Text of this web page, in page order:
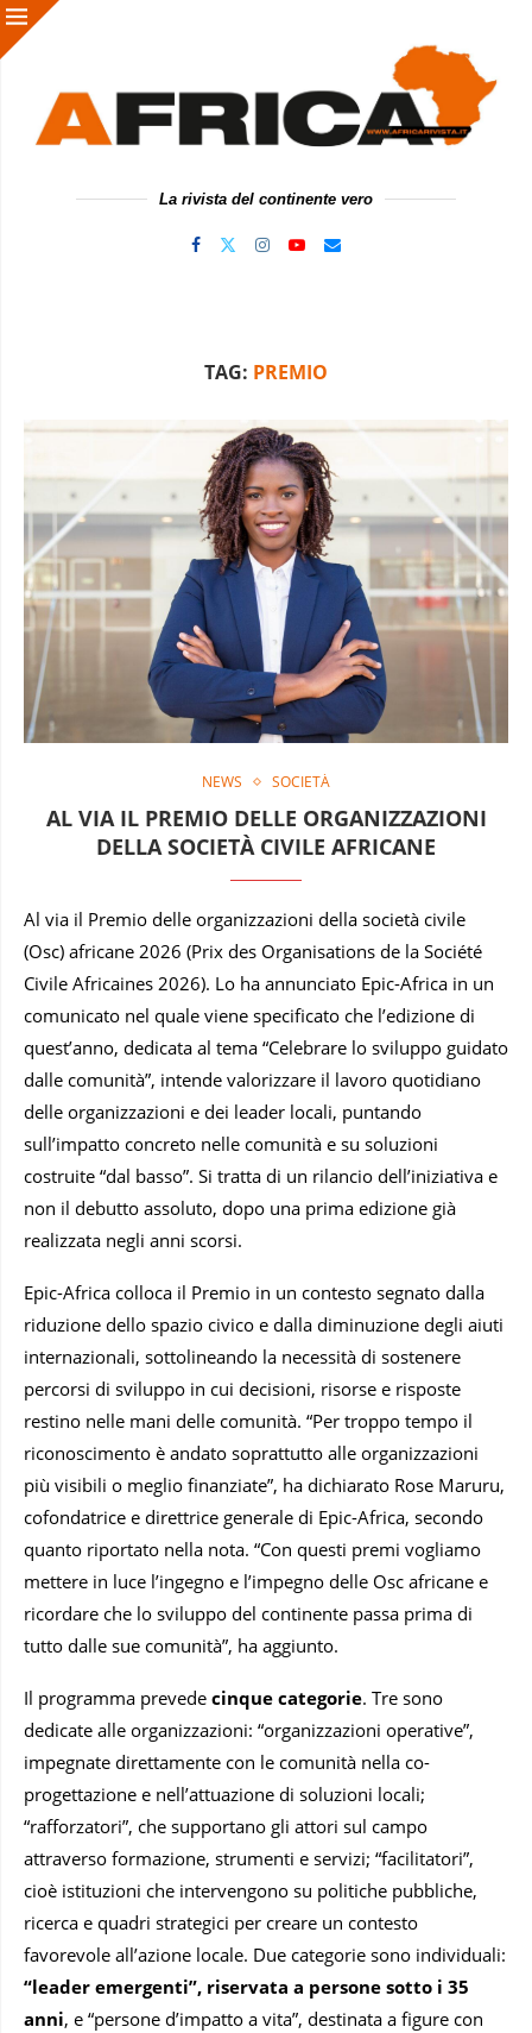
La rivista del continente vero
TAG: PREMIO
NEWS SOCIETÀ
AL VIA IL PREMIO DELLE ORGANIZZAZIONI
DELLA SOCIETÀ CIVILE AFRICANE
Al via il Premio delle organizzazioni della società civile
(Osc) africane 2026 (Prix des Organisations de la Société
Civile Africaines 2026). Lo ha annunciato Epic-Africa in un
comunicato nel quale viene specificato che l’edizione di
quest’anno, dedicata al tema “Celebrare lo sviluppo guidato
dalle comunità”, intende valorizzare il lavoro quotidiano
delle organizzazioni e dei leader locali, puntando
sull’impatto concreto nelle comunità e su soluzioni
costruite “dal basso”. Si tratta di un rilancio dell’iniziativa e
non il debutto assoluto, dopo una prima edizione già
realizzata negli anni scorsi.
Epic-Africa colloca il Premio in un contesto segnato dalla
riduzione dello spazio civico e dalla diminuzione degli aiuti
internazionali, sottolineando la necessità di sostenere
percorsi di sviluppo in cui decisioni, risorse e risposte
restino nelle mani delle comunità. “Per troppo tempo il
riconoscimento è andato soprattutto alle organizzazioni
più visibili o meglio finanziate”, ha dichiarato Rose Maruru,
cofondatrice e direttrice generale di Epic-Africa, secondo
quanto riportato nella nota. “Con questi premi vogliamo
mettere in luce l’ingegno e l’impegno delle Osc africane e
ricordare che lo sviluppo del continente passa prima di
tutto dalle sue comunità”, ha aggiunto.
Il programma prevede cinque categorie. Tre sono
dedicate alle organizzazioni: “organizzazioni operative”,
impegnate direttamente con le comunità nella co-
progettazione e nell’attuazione di soluzioni locali;
“rafforzatori”, che supportano gli attori sul campo
attraverso formazione, strumenti e servizi; “facilitatori”,
cioè istituzioni che intervengono su politiche pubbliche,
ricerca e quadri strategici per creare un contesto
favorevole all’azione locale. Due categorie sono individuali:
“leader emergenti”, riservata a persone sotto i 35
anni, e “persone d’impatto a vita”, destinata a figure con